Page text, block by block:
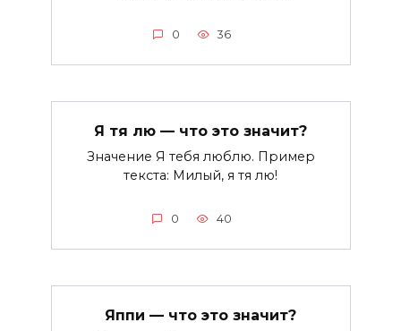
0 36
Я тя лю — что это значит?
Значение Я тебя люблю. Пример
текста: Милый, я тя лю!
0 40
Яппи — что это значит?